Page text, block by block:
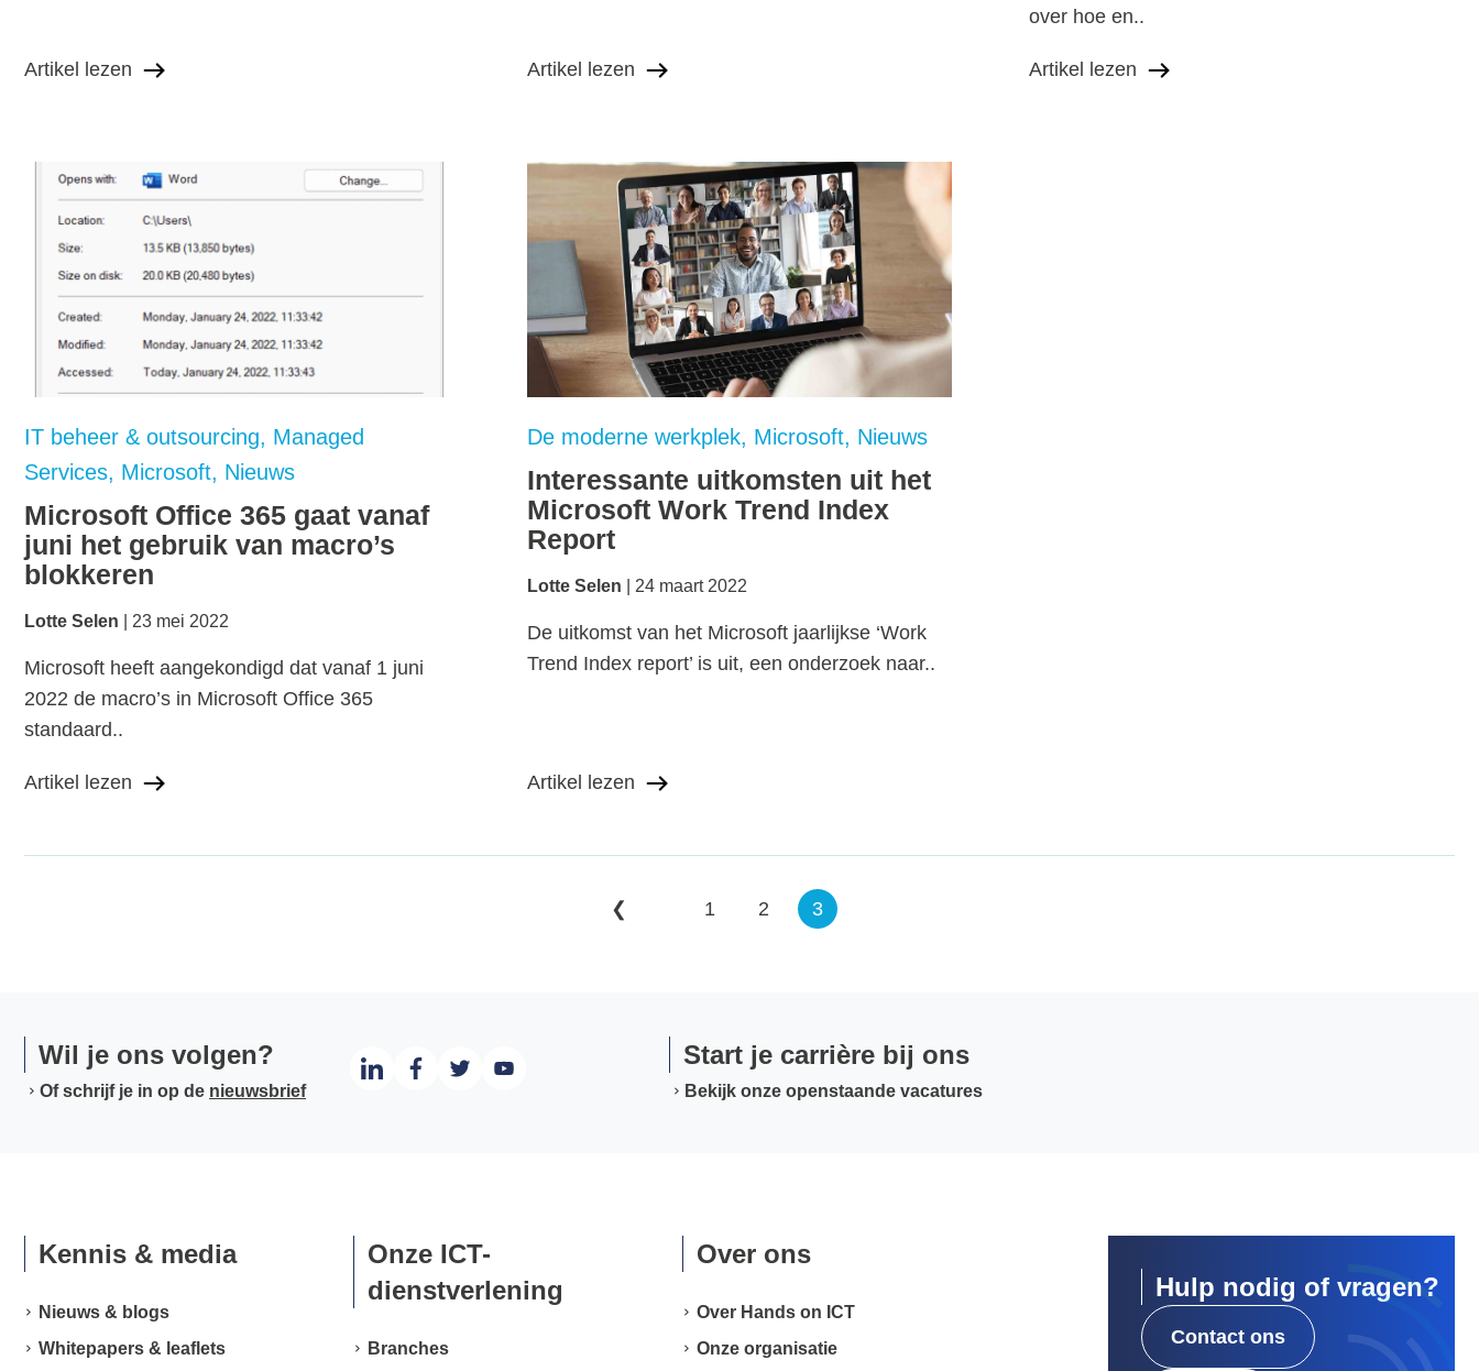
Artikel lezen Artikel lezen
over hoe en..
Artikel lezen
IT beheer & outsourcing
Managed
Services Microsoft Nieuws
Microsoft Office 365 gaat vanaf
juni het gebruik van macro’s
blokkeren
Lotte Selen 23 mei 2022
Microsoft heeft aangekondigd dat vanaf 1 juni
2022 de macro’s in Microsoft Office 365
standaard..
Artikel lezen
De moderne werkplek Microsoft Nieuws
Interessante uitkomsten uit het
Microsoft Work Trend Index
Report
Lotte Selen 24 maart 2022
De uitkomst van het Microsoft jaarlijkse ‘Work
Trend Index report’ is uit, een onderzoek naar..
Artikel lezen
❮ 1 2 3
Wil je ons volgen?
Of schrijf je in op de nieuwsbrief
Start je carrière bij ons
Bekijk onze openstaande vacatures
Kennis & media
Nieuws & blogs
Whitepapers & leaflets
Onze ICT-
dienstverlening
Branches
Over ons
Over Hands on ICT
Onze organisatie
Hulp nodig of vragen?
Contact ons